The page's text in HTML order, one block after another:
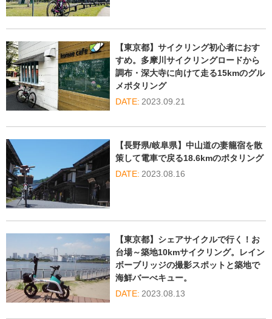
【東京都】サイクリング初心者におす
すめ。多摩川サイクリングロードから
調布・深大寺に向けて走る15kmのグル
メポタリング
2023.09.21
【長野県/岐阜県】中山道の妻籠宿を散
策して電車で戻る18.6kmのポタリング
2023.08.16
【東京都】シェアサイクルで行く！お
台場～築地10kmサイクリング。レイン
ボーブリッジの撮影スポットと築地で
海鮮バーべキュー。
2023.08.13